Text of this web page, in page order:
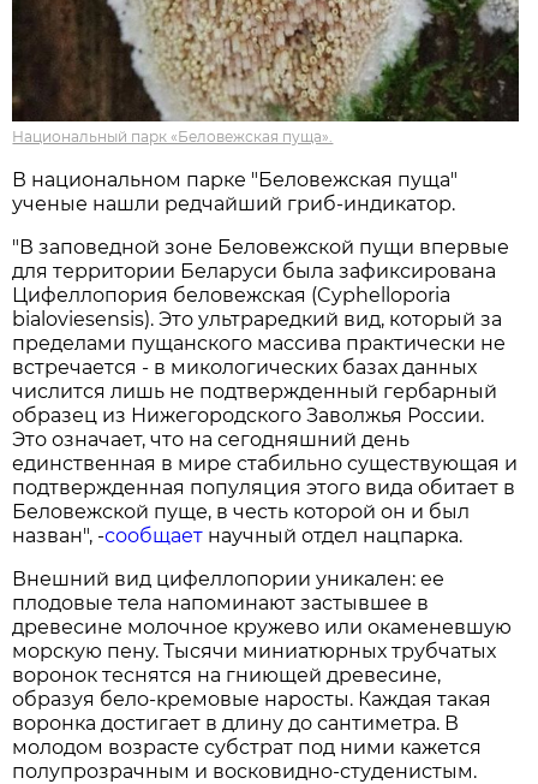
Национальный парк «Беловежская пуща».
В национальном парке "Беловежская пуща"
ученые нашли редчайший гриб-индикатор.
"В заповедной зоне Беловежской пущи впервые
для территории Беларуси была зафиксирована
Цифеллопория беловежская (Cyphelloporia
bialoviesensis). Это ультраредкий вид, который за
пределами пущанского массива практически не
встречается - в микологических базах данных
числится лишь не подтвержденный гербарный
образец из Нижегородского Заволжья России.
Это означает, что на сегодняшний день
единственная в мире стабильно существующая и
подтвержденная популяция этого вида обитает в
Беловежской пуще, в честь которой он и был
назван", -сообщает научный отдел нацпарка.
Внешний вид цифеллопории уникален: ее
плодовые тела напоминают застывшее в
древесине молочное кружево или окаменевшую
морскую пену. Тысячи миниатюрных трубчатых
воронок теснятся на гниющей древесине,
образуя бело-кремовые наросты. Каждая такая
воронка достигает в длину до сантиметра. В
молодом возрасте субстрат под ними кажется
полупрозрачным и восковидно-студенистым.